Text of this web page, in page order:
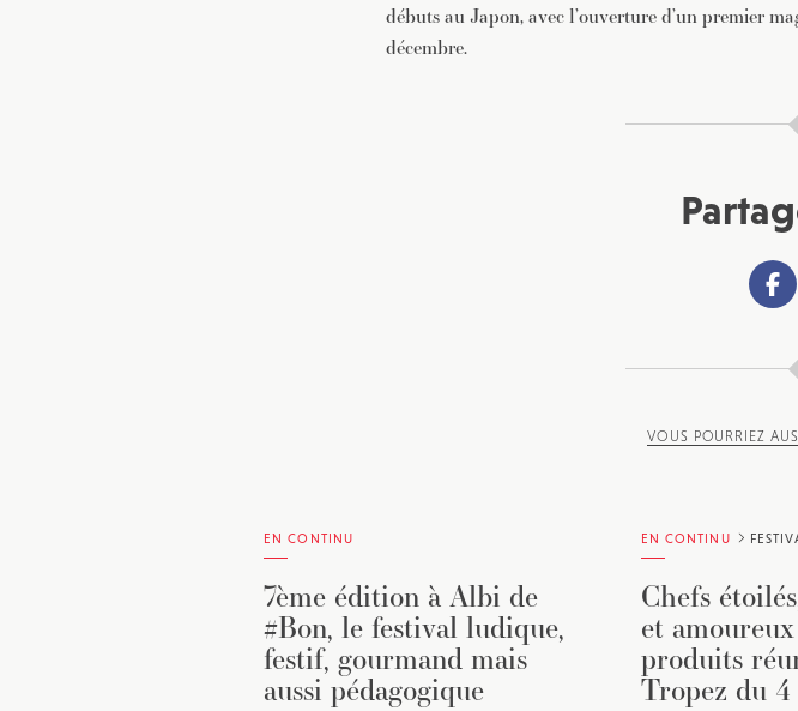
débuts au Japon, avec l’ouverture d’un premier
décembre.
VOUS POURRIEZ
EN CONTINU
7ème édition à Albi de
#Bon, le festival ludique,
festif, gourmand mais
aussi pédagogique
EN CONTINU
Chefs
et
produits
Tropez du